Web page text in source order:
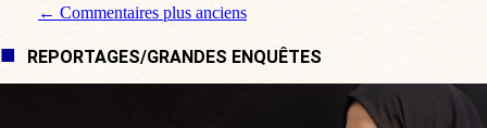
Navigation de commentaire
← Commentaires plus anciens
REPORTAGES/GRANDES ENQUÊTES